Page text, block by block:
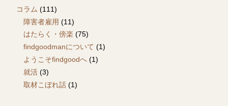
コラム (111)
障害者雇用 (11)
はたらく・傍楽 (75)
findgoodmanについて (1)
ようこそfindgoodへ (1)
就活 (3)
取材こぼれ話 (1)